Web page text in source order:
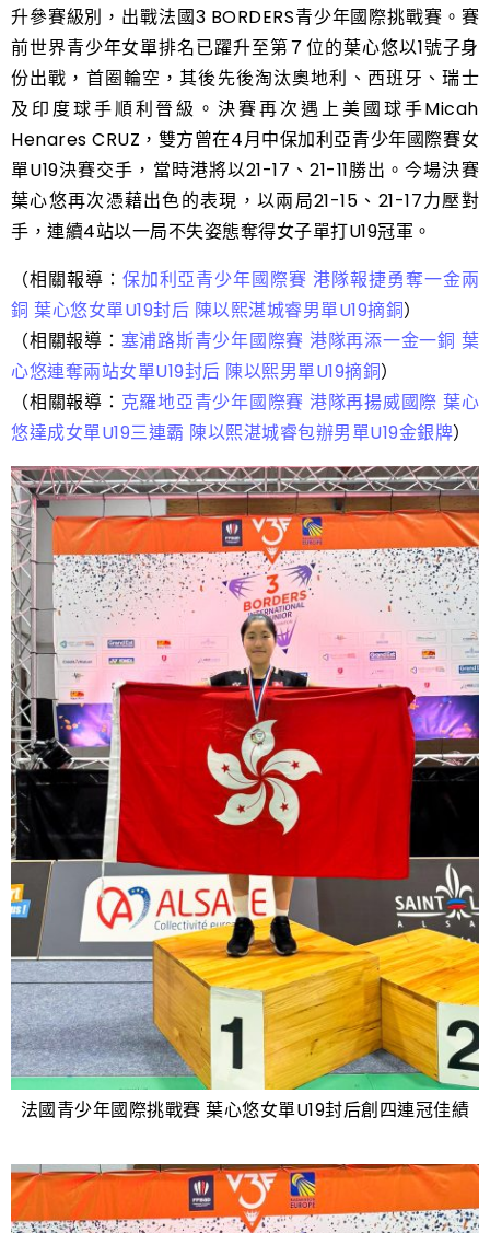
升參賽級別，出戰法國3 BORDERS青少年國際挑戰賽。賽
前世界青少年女單排名已躍升至第７位的葉心悠以1號子身
份出戰，首圈輪空，其後先後淘汰奧地利、西班牙、瑞士
及印度球手順利晉級。決賽再次遇上美國球手Micah
Henares CRUZ，雙方曾在4月中保加利亞青少年國際賽女
單U19決賽交手，當時港將以21-17、21-11勝出。今場決賽
葉心悠再次憑藉出色的表現，以兩局21-15、21-17力壓對
手，連續4站以一局不失姿態奪得女子單打U19冠軍。
（相關報導： 保加利亞青少年國際賽 港隊報捷勇奪一金兩
銅 葉心悠女單U19封后 陳以熙湛城睿男單U19摘銅）
（相關報導： 塞浦路斯青少年國際賽 港隊再添一金一銅 葉
心悠連奪兩站女單U19封后 陳以熙男單U19摘銅）
（相關報導： 克羅地亞青少年國際賽 港隊再揚威國際 葉心
悠達成女單U19三連霸 陳以熙湛城睿包辦男單U19金銀牌）
法國青少年國際挑戰賽 葉心悠女單U19封后創四連冠佳績